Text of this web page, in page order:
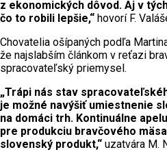
z ekonomických dôvod. Aj v
čo to robili lepšie,“ hovorí F.
Chovatelia ošípaných podľa
že najslabším článkom v reťazi
spracovateľský priemysel.
„Trápi nás stav
je možné navýšiť umiestnenie
na domáci trh. Kontinuálne
pre produkciu bravčového
slovenský produkt,“ uzatvára M.